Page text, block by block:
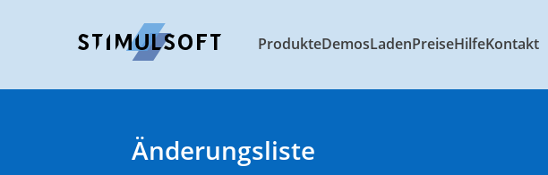
ProdukteDemosLadenPreiseHilfeKontakt
Änderungsliste